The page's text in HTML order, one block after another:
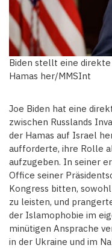
Biden stellt eine
Hamas her/MMSInt
Joe Biden hat eine
zwischen Russlands
der Hamas auf Israel
aufforderte, ihre Rolle
aufzugeben. In seiner
Office seiner
Kongress bitten,
zu leisten, und
der Islamophobie im
minütigen Ansprache
in der Ukraine und im